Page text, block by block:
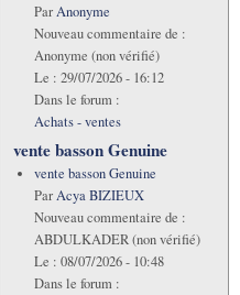
ParAnonyme
Nouveau commentaire de :
Anonyme (non vérifié)
Le : 29/07/2026 - 16:12
Dans le forum :
Achats - ventes
vente basson Genuine
vente basson Genuine
ParAcya BIZIEUX
Nouveau commentaire de :
ABDULKADER (non vérifié)
Le : 08/07/2026 - 10:48
Dans le forum :